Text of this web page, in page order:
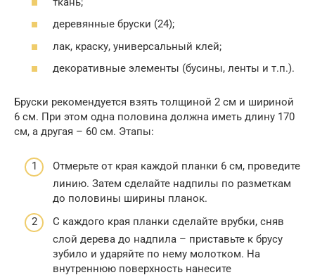
деревянные бруски (24);
лак, краску, универсальный клей;
декоративные элементы (бусины, ленты и т.п.).
Бруски рекомендуется взять толщиной 2 см и шириной
6 см. При этом одна половина должна иметь длину 170
см, а другая – 60 см. Этапы:
Отмерьте от края каждой планки 6 см, проведите
линию. Затем сделайте надпилы по разметкам
до половины ширины планок.
С каждого края планки сделайте врубки, сняв
слой дерева до надпила – приставьте к брусу
зубило и ударяйте по нему молотком. На
внутреннюю поверхность нанесите